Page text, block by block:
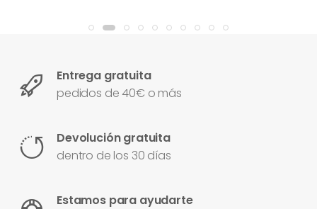
Entrega gratuita
pedidos de 40€ o más
Devolución gratuita
dentro de los 30 días
Estamos para ayudarte